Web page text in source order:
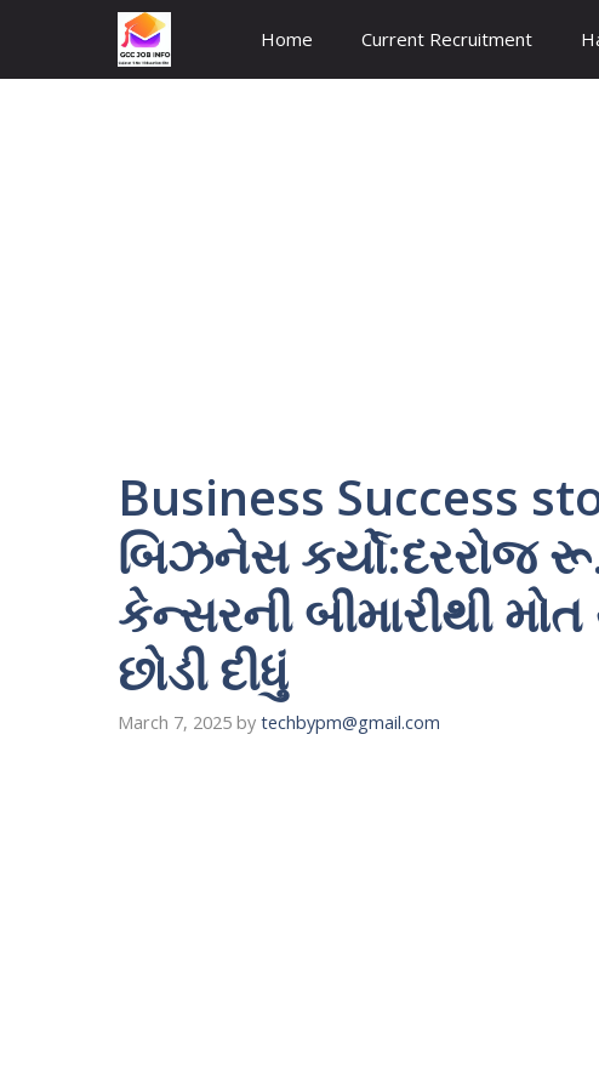
content
Home Current Recruitment
Business Success
બિઝનેસ કર્યો:દરરોજ
કેન્સરની બીમારીથી
છોડી દીધું
March 7, 2025 by techbypm@gmail.com